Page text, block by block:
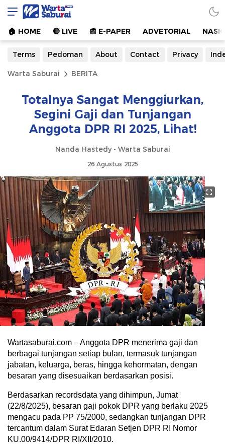
Warta Saburai
Sumber Informasi Terkini
🏠︎ HOME 🔴 LIVE 📰 E-PAPER ADVETORIAL
Terms Pedoman About Contact Privacy
Warta Saburai BERITA
Totalnya Sangat Menggiurkan,
Segini Gaji dan Tunjangan
Anggota DPR RI 2025, Lihat!
Nanda Hastedy - Warta Saburai
26 Agustus 2025
Wartasaburai.com – Anggota DPR menerima gaji dan
berbagai tunjangan setiap bulan, termasuk tunjangan
jabatan, keluarga, beras, hingga kehormatan, dengan
besaran yang disesuaikan berdasarkan posisi.
Berdasarkan recordsdata yang dihimpun, Jumat
(22/8/2025), besaran gaji pokok DPR yang berlaku 2025
mengacu pada PP 75/2000, sedangkan tunjangan DPR
tercantum dalam Surat Edaran Setjen DPR RI Nomor
KU.00/9414/DPR RI/XII/2010.